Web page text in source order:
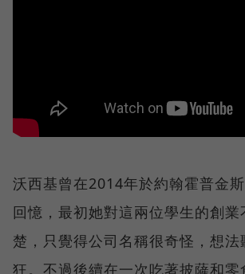
沃西基曾在2014年於約翰霍普金
回憶，最初她對這兩位學生的創業
楚，只覺得公司名稱很奇怪，想法
狂。不過後續在一次吃著披薩和零